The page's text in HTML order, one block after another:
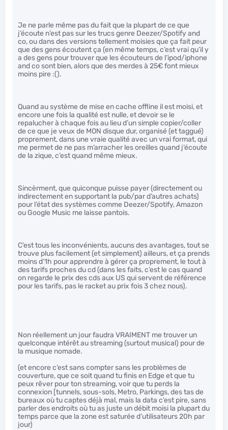
Je ne parle même pas du fait que la plupart de ce que
j’écoute n’est pas sur les trucs genre Deezer/Spotify and
co, ou dans des versions tellement moisies que ça fait peur
que des gens écoutent ça (en même temps, c’est vrai qu’il y
a des gens pour trouver que les écouteurs de l’ipod/iphone
and co sont bien, alors que des merdes à 25€ font mieux
moins pire :().
Quand au système de mise en cache offline il est moisi, et
encore une fois la qualité est nulle, et devoir se le
repalucher à chaque fois au lieu d’un simple copier/coller
de ce que je veux de MON disque dur, organisé (et taggué)
proprement, dans une vraie qualité avec un vrai format, qui
me permet de ne pas m’arracher les oreilles quand j’écoute
de la zique, c’est quand même mieux.
Sincèrment, que quiconque puisse payer (directement ou
indirectement en supportant la pub/par d’autres achats)
pour l’état des systèmes comme Deezer/Spotify, Amazon
ou Google Music me laisse pantois.
C’est tous les inconvénients, aucuns des avantages, tout se
trouve plus facilement (et simplement) ailleurs, et ça prends
moins d’1h pour apprendre à gérer ça proprement, le tout à
des tarifs proches du cd (dans les faits, c’est le cas quand
on regarde le prix des cds aux US qui servent de référence
pour les tarifs, pas le racket au prix fois 3 chez nous).
Non réellement un jour faudra VRAIMENT me trouver un
quelconque intérêt au streaming (surtout musical) pour de
la musique nomade.
(et encore c’est sans compter sans les problèmes de
couverture, que ce soit quand tu finis en Edge et que tu
peux rêver pour ton streaming, voir que tu perds la
connexion [tunnels, sous-sols, Metro, Parkings, des tas de
bureaux où tu captes déjà mal, mais la data c’est pire, sans
parler des endroits où tu as juste un débit moisi la plupart du
temps parce que la zone est saturée d’utilisateurs 20h par
jour)